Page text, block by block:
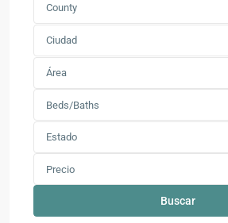
County
Ciudad
Área
Beds/Baths
Estado
Precio
Buscar